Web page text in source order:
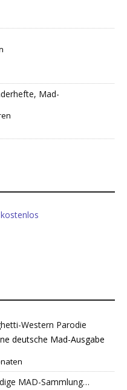
Mad-
Western Parodie
deutsche Mad-Ausgabe
MAD-Sammlung…